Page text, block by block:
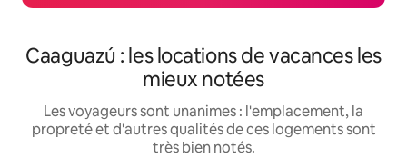
Caaguazú : les locations de vacances les
mieux notées
Les voyageurs sont unanimes : l'emplacement, la
propreté et d'autres qualités de ces logements sont
très bien notés.